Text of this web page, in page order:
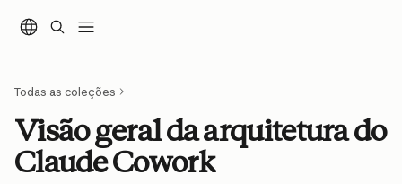
Todas as coleções
Visão geral da arquitetura do
Claude Cowork